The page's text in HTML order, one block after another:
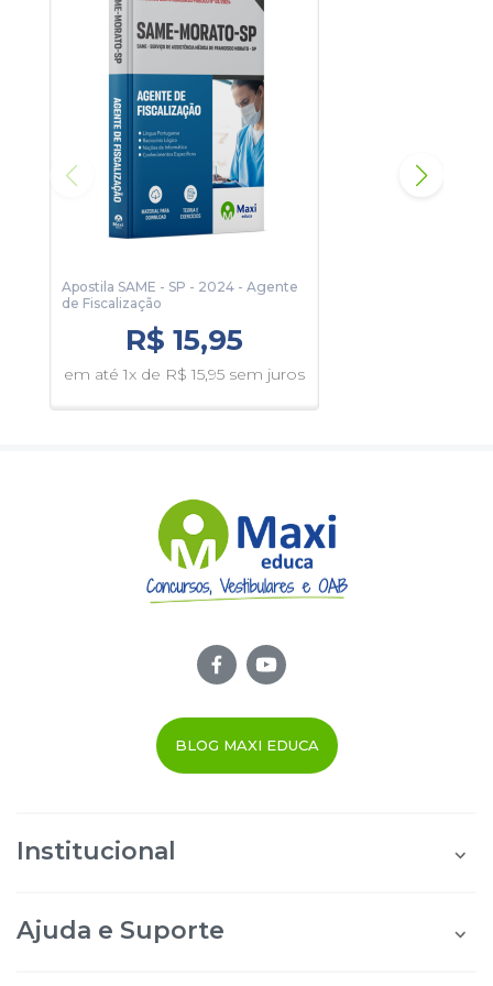
Apostila SAME - SP - 2024 - Agente
de Fiscalização
R$ 15,95
em até 1x de R$ 15,95 sem juros
BLOG MAXI EDUCA
Institucional
Área do Afiliado
Ajuda e Suporte